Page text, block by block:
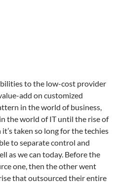
to the low-cost provider
add on customized
in the world of business,
the world of IT until the rise of
taken so long for the techies
to separate control and
as we can today. Before the
one, then the other went
that outsourced their entire